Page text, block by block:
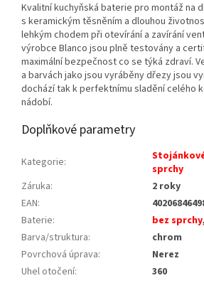
Kvalitní kuchyňská baterie pro montáž na
s keramickým těsněním a dlouhou
lehkým chodem při otevírání a zavírání
výrobce Blanco jsou plně testovány a
maximální bezpečnost co se týká zdraví.
a barvách jako jsou vyráběny dřezy jsou
dochází tak k perfektnímu sladění celého
nádobí.
Doplňkové parametry
Kategorie:
sprchy
Záruka:
2 roky
EAN:
Baterie: bez sprchy,
Barva/struktura:
chrom
Povrchová úprava:
Nerez
Uhel otočení:
360